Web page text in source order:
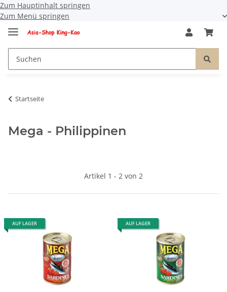
Zum Hauptinhalt springen
Zum Menü springen
Startseite
Mega - Philippinen
Artikel 1 - 2 von 2
AUF LAGER AUF LAGER